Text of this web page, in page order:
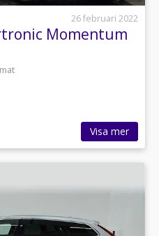
26 februari 2022
Momentum
Visa mer